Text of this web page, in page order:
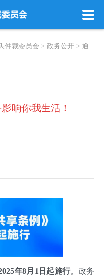
仲裁委员会 > 政务公开 > 通
响你我生活！
年8月1日起施行。政务